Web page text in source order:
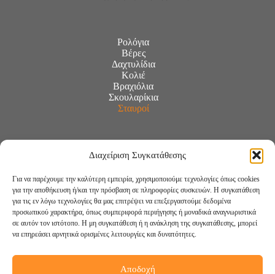
Διαχείριση Συγκατάθεσης
Για να παρέχουμε την καλύτερη εμπειρία, χρησιμοποιούμε τεχνολογίες όπως cookies
για την αποθήκευση ή/και την πρόσβαση σε πληροφορίες συσκευών. Η συγκατάθεση
για τις εν λόγω τεχνολογίες θα μας επιτρέψει να επεξεργαστούμε δεδομένα
προσωπικού χαρακτήρα, όπως συμπεριφορά περιήγησης ή μοναδικά αναγνωριστικά
σε αυτόν τον ιστότοπο. Η μη συγκατάθεση ή η ανάκληση της συγκατάθεσης, μπορεί
να επηρεάσει αρνητικά ορισμένες λειτουργίες και δυνατότητες.
Αποδοχή
Ρολόγια
Βέρες
Δαχτυλίδια
Κολιέ
Βραχιόλια
Σκουλαρίκια
Σταυροί